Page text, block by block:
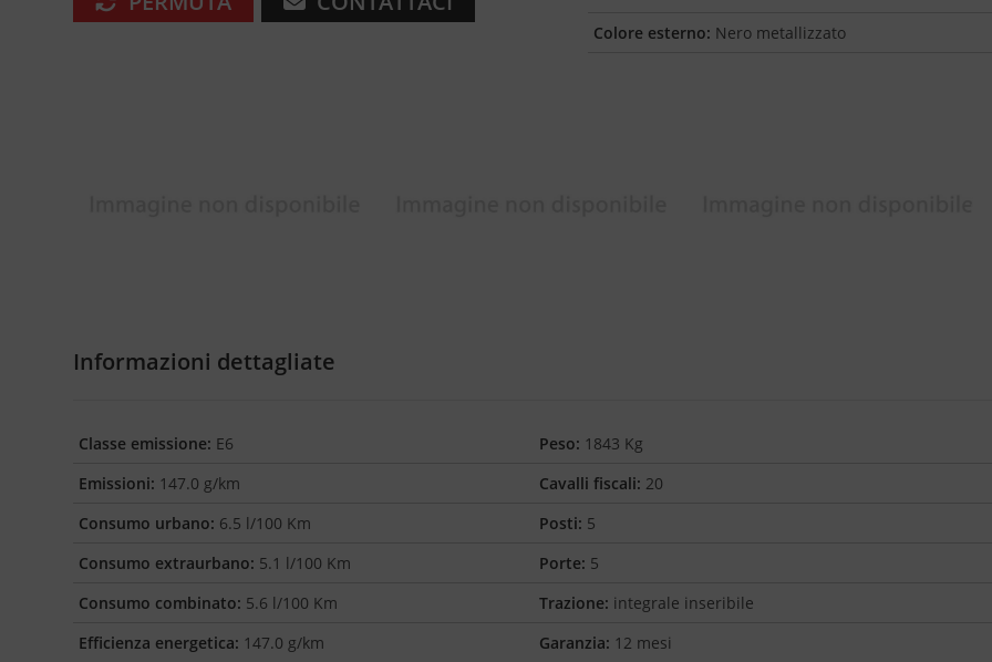
Colore esterno: Nero metallizzato
Informazioni dettagliate
Classe emissione: E6
Emissioni: 147.0 g/km
Consumo urbano: 6.5 l/100 Km
Consumo extraurbano: 5.1 l/100 Km
Consumo combinato: 5.6 l/100 Km
Efficienza energetica: 147.0 g/km
Peso: 1843 Kg
Cavalli fiscali: 20
Posti: 5
Porte: 5
Trazione: integrale inseribile
Garanzia: 12 mesi